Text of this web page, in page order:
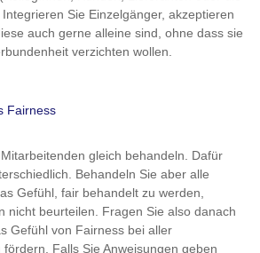
Sie Einzelgänger, akzeptieren
auch gerne alleine sind, ohne dass sie
verzichten wollen.
Fairness
gleich behandeln. Dafür
Behandeln Sie aber alle
Gefühl, fair behandelt zu werden,
nicht beurteilen. Fragen Sie also danach
Gefühl von Fairness bei aller
Falls Sie Anweisungen geben